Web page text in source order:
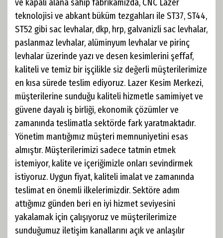
ve kapalı alana sahip fabrikamızda, CNC Lazer
teknolojisi ve abkant büküm tezgahları ile ST37, ST44,
ST52 gibi sac levhalar, dkp, hrp, galvanizli sac levhalar,
paslanmaz levhalar, alüminyum levhalar ve pirinç
levhalar üzerinde yazı ve desen kesimlerini şeffaf,
kaliteli ve temiz bir işçilikle siz değerli müşterilerimize
en kısa sürede teslim ediyoruz. Lazer Kesim Merkezi,
müşterilerine sunduğu kaliteli hizmetle samimiyet ve
güvene dayalı iş birliği, ekonomik çözümler ve
zamanında teslimatla sektörde fark yaratmaktadır.
Yönetim mantığımız müşteri memnuniyetini esas
almıştır. Müşterilerimizi sadece tatmin etmek
istemiyor, kalite ve içeriğimizle onları sevindirmek
istiyoruz. Uygun fiyat, kaliteli imalat ve zamanında
teslimat en önemli ilkelerimizdir. Sektöre adım
attığımız günden beri en iyi hizmet seviyesini
yakalamak için çalışıyoruz ve müşterilerimize
sunduğumuz iletişim kanallarını açık ve anlaşılır